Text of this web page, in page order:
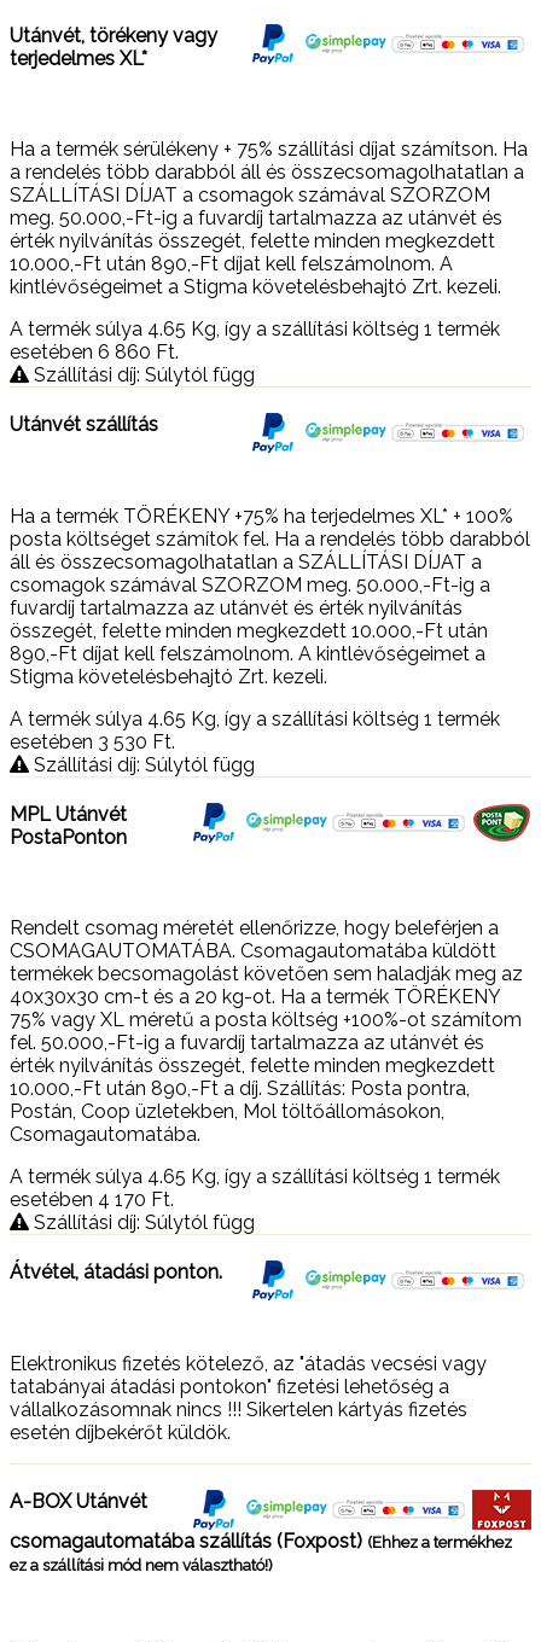
Utánvét, törékeny vagy
terjedelmes XL*
Ha a termék sérülékeny + 75% szállítási díjat számítson. Ha
a rendelés több darabból áll és összecsomagolhatatlan a
SZÁLLÍTÁSI DÍJAT a csomagok számával SZORZOM
meg. 50.000,-Ft-ig a fuvardíj tartalmazza az utánvét és
érték nyilvánítás összegét, felette minden megkezdett
10.000,-Ft után 890,-Ft díjat kell felszámolnom. A
kintlévőségeimet a Stigma követelésbehajtó Zrt. kezeli.
A termék súlya 4.65 Kg, így a szállítási költség 1 termék
esetében 6 860 Ft.
Szállítási díj: Súlytól függ
Utánvét szállítás
Ha a termék TÖRÉKENY +75% ha terjedelmes XL* + 100%
posta költséget számítok fel. Ha a rendelés több darabból
áll és összecsomagolhatatlan a SZÁLLÍTÁSI DÍJAT a
csomagok számával SZORZOM meg. 50.000,-Ft-ig a
fuvardíj tartalmazza az utánvét és érték nyilvánítás
összegét, felette minden megkezdett 10.000,-Ft után
890,-Ft díjat kell felszámolnom. A kintlévőségeimet a
Stigma követelésbehajtó Zrt. kezeli.
A termék súlya 4.65 Kg , így a szállítási költség 1 termék
esetében 3 530 Ft.
Szállítási díj: Súlytól függ
MPL Utánvét
PostaPonton
Rendelt csomag méretét ellenőrizze, hogy beleférjen a
CSOMAGAUTOMATÁBA. Csomagautomatába küldött
termékek becsomagolást követően sem haladják meg az
40x30x30 cm-t és a 20 kg-ot. Ha a termék TÖRÉKENY
75% vagy XL méretű a posta költség +100%-ot számítom
fel. 50.000,-Ft-ig a fuvardíj tartalmazza az utánvét és
érték nyilvánítás összegét, felette minden megkezdett
10.000,-Ft után 890,-Ft a díj. Szállítás: Posta pontra,
Postán, Coop üzletekben, Mol töltőállomásokon,
Csomagautomatába.
A termék súlya 4.65 Kg, így a szállítási költség 1 termék
esetében 4 170 Ft.
Szállítási díj: Súlytól függ
Átvétel, átadási ponton.
Elektronikus fizetés kötelező, az "átadás vecsési vagy
tatabányai átadási pontokon" fizetési lehetőség a
vállalkozásomnak nincs !!! Sikertelen kártyás fizetés
esetén díjbekérőt küldök.
A-BOX Utánvét
csomagautomatába szállítás (Foxpost) (Ehhez a termékhez
ez a szállítási mód nem választható!)